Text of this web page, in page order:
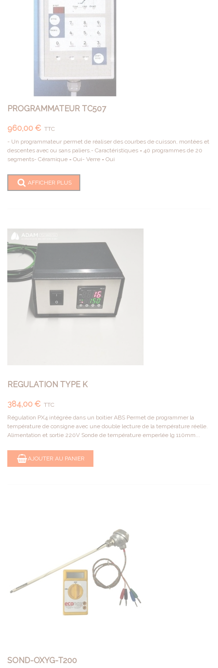
PROGRAMMATEUR TC507
960,00 € TTC
- Un programmateur permet de réaliser des courbes de cuisson, montées et
descentes avec ou sans paliers.- Caractéristiques = 40 programmes de 20
segments- Céramique = Oui- Verre = Oui
AFFICHER PLUS
REGULATION TYPE K
384,00 € TTC
Régulation PX4 intégrée dans un boitier ABS Permet de programmer la
température de consigne avec une double lecture de la température réelle.
Alimentation et sortie 220V Sonde de température emperlée lg 110mm...
AJOUTER AU PANIER
SOND-OXYG-T200